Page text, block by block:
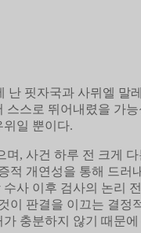
핏자국과 사뮈엘 말
스로 뛰어내렸을 가
일 뿐이다.
, 사건 하루 전 크게
개연성을 통해 드러
사 이후 검사의 논리
판결을 이끄는 결정
충분하지 않기 때문